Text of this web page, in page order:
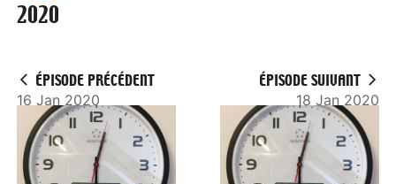
l
2020
ÉPISODE PRÉCÉDENT
16 Jan 2020
ÉPISODE SUIVANT
18 Jan 2020